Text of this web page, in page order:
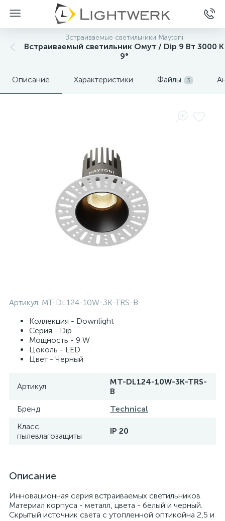
Встраиваемые светильники Maytoni
Встраиваемый светильник Омут / Dip 9 Вт 3000 К
9°
Описание Характеристики Файлы 3
Артикул: MT-DL124-10W-3K-TRS-B
Коллекция - Downlight
Серия - Dip
Мощность - 9 W
Цоколь - LED
Цвет - Черный
Артикул
MT-DL124-10W-3K-TRS-
B
Бренд
Technical
Класс
пылевлагозащиты
IP 20
Описание
Инновационная серия встраиваемых светильников.
Материал корпуса - металл, цвета - белый и черный.
Скрытый источник света с утопленной оптикойна 2,5 и